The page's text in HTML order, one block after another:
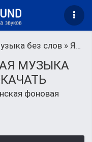
без слов » Японская фоновая музыка без слов
МУЗЫКА
фоновая